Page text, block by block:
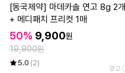
[동국제약] 마데카솔 연고 8g 2개
+ 메디패치 프리컷 1매
50% 9,900원
19,900원
5.0 (2)
광고